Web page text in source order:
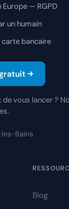
Europe — RGPD
un humain
bancaire
de vous lancer ?
Bains
Blog